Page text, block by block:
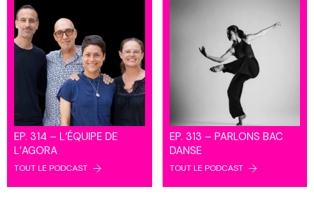
EP. 314 – L’ÉQUIPE DE
L’AGORA
TOUT LE PODCAST
EP. 313 – PARLONS BAC
DANSE
TOUT LE PODCAST